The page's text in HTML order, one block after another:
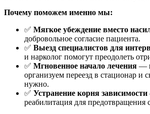
Почему поможем именно мы:
✅ Мягкое убеждение вместо
добровольное согласие пациента.
✅ Выезд специалистов для
и нарколог помогут преодолеть
✅ Мгновенное начало лечения —
организуем переезд в стационар и
нужно.
✅ Устранение корня зависимости
реабилитация для предотвращения